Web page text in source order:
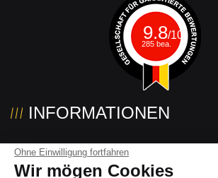
9.8/10
285 bea.
INFORMATIONEN
KONTAKTIEREN SIE
Ohne Einwilligung fortfahren
Wir mögen Cookies